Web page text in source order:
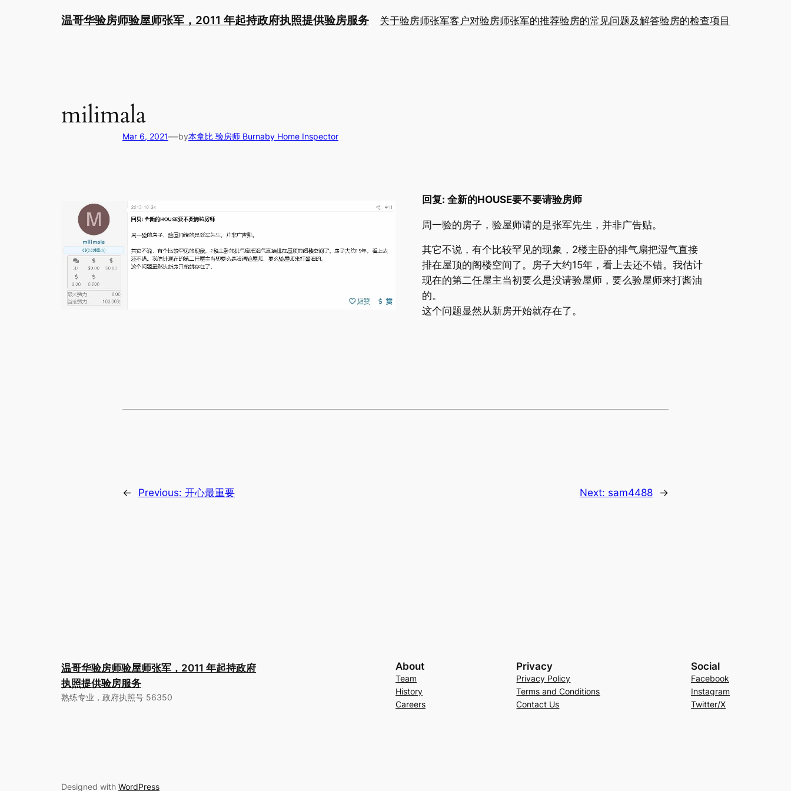
温哥华验房师验屋师张军，2011 年起持政府执照提供验房服务 关于验房师张军客户对验房师张军的推荐验房的常见问题及解答验房的检查项目
milimala
Mar 6, 2021—by本拿比 验房师 Burnaby Home Inspector
回复: 全新的HOUSE要不要请验房师
周一验的房子，验屋师请的是张军先生，并非广告贴。
其它不说，有个比较罕见的现象，2楼主卧的排气扇把湿气直接
排在屋顶的阁楼空间了。房子大约15年，看上去还不错。我估计
现在的第二任屋主当初要么是没请验屋师，要么验屋师来打酱油
的。
这个问题显然从新房开始就存在了。
← Previous: 开心最重要 Next: sam4488 →
温哥华验房师验屋师张军，2011 年起持政府
执照提供验房服务
熟练专业，政府执照号 56350
About
Team
History
Careers
Privacy
Privacy Policy
Terms and Conditions
Contact Us
Social
Facebook
Instagram
Twitter/X
Designed with WordPress